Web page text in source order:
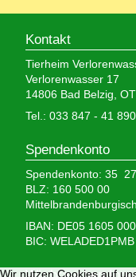
Kontakt
Tierheim
Verlorenwasser 17
14806 Bad Belzig,
Tel.: 033 847 - 41 890
Spendenkonto
Spendenkonto: 35
BLZ: 160 500 00
IBAN: DE05 1605
BIC: WELADED1PMB
Wir nutzen Cookies auf